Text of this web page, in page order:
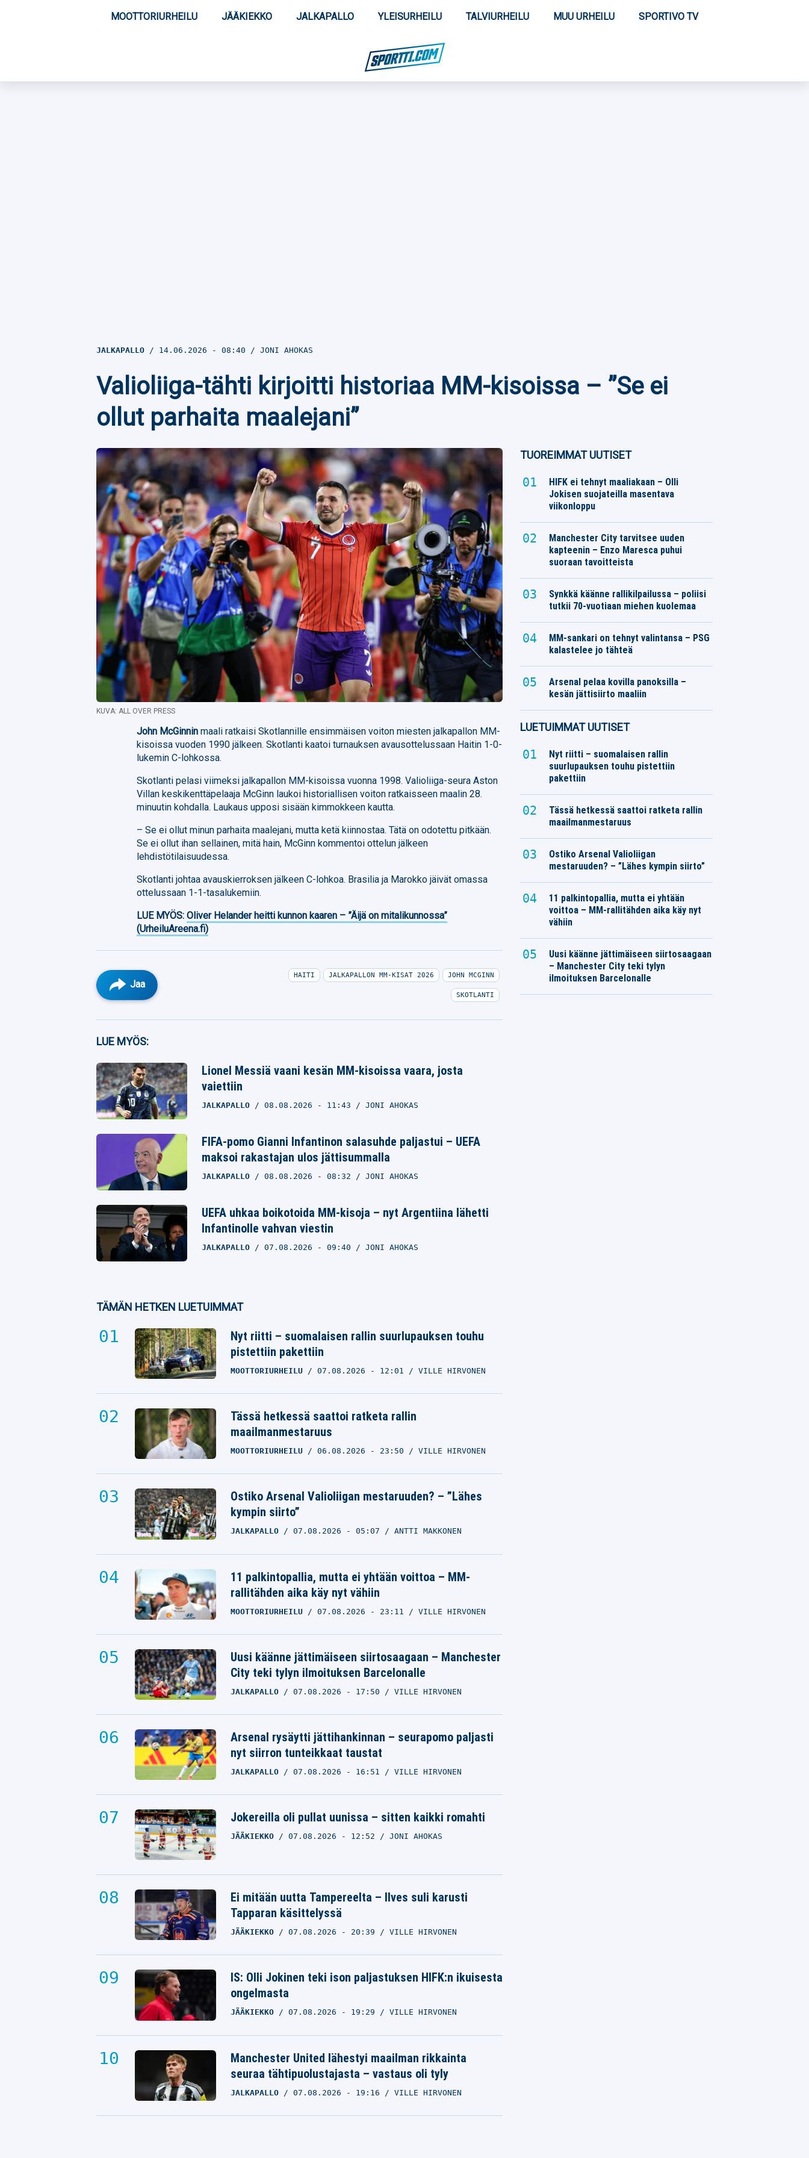
MOOTTORIURHEILU JÄÄKIEKKO JALKAPALLO YLEISURHEILU TALVIURHEILU MUU URHEILU SPORTIVO TV
JALKAPALLO 14.06.2026 - 08:40 JONI AHOKAS
Valioliiga-tähti kirjoitti historiaa MM-kisoissa – ”Se ei
ollut parhaita maalejani”
KUVA: ALL OVER PRESS
John McGinnin maali ratkaisi Skotlannille ensimmäisen voiton miesten jalkapallon MM-
kisoissa vuoden 1990 jälkeen. Skotlanti kaatoi turnauksen avausottelussaan Haitin 1-0-
lukemin C-lohkossa.
Skotlanti pelasi viimeksi jalkapallon MM-kisoissa vuonna 1998. Valioliiga-seura Aston
Villan keskikenttäpelaaja McGinn laukoi historiallisen voiton ratkaisseen maalin 28.
minuutin kohdalla. Laukaus upposi sisään kimmokkeen kautta.
– Se ei ollut minun parhaita maalejani, mutta ketä kiinnostaa. Tätä on odotettu pitkään.
Se ei ollut ihan sellainen, mitä hain, McGinn kommentoi ottelun jälkeen
lehdistötilaisuudessa.
Skotlanti johtaa avauskierroksen jälkeen C-lohkoa. Brasilia ja Marokko jäivät omassa
ottelussaan 1-1-tasalukemiin.
LUE MYÖS:Oliver Helander heitti kunnon kaaren – ”Äijä on mitalikunnossa”
(UrheiluAreena.fi)
Jaa
Whatsapp
HAITI JALKAPALLON MM-KISAT 2026 JOHN MCGINN
SKOTLANTI
LUE MYÖS:
Lionel Messiä vaani kesän MM-kisoissa vaara, josta
vaiettiin
JALKAPALLO 08.08.2026 - 11:43 JONI AHOKAS
FIFA-pomo Gianni Infantinon salasuhde paljastui – UEFA
maksoi rakastajan ulos jättisummalla
JALKAPALLO 08.08.2026 - 08:32 JONI AHOKAS
UEFA uhkaa boikotoida MM-kisoja – nyt Argentiina lähetti
Infantinolle vahvan viestin
JALKAPALLO 07.08.2026 - 09:40 JONI AHOKAS
TÄMÄN HETKEN LUETUIMMAT
Nyt riitti – suomalaisen rallin suurlupauksen touhu
pistettiin pakettiin
MOOTTORIURHEILU 07.08.2026 - 12:01 VILLE HIRVONEN
Tässä hetkessä saattoi ratketa rallin
maailmanmestaruus
MOOTTORIURHEILU 06.08.2026 - 23:50 VILLE HIRVONEN
Ostiko Arsenal Valioliigan mestaruuden? – ”Lähes
kympin siirto”
JALKAPALLO 07.08.2026 - 05:07 ANTTI MAKKONEN
11 palkintopallia, mutta ei yhtään voittoa – MM-
rallitähden aika käy nyt vähiin
MOOTTORIURHEILU 07.08.2026 - 23:11 VILLE HIRVONEN
Uusi käänne jättimäiseen siirtosaagaan – Manchester
City teki tylyn ilmoituksen Barcelonalle
JALKAPALLO 07.08.2026 - 17:50 VILLE HIRVONEN
Arsenal rysäytti jättihankinnan – seurapomo paljasti
nyt siirron tunteikkaat taustat
JALKAPALLO 07.08.2026 - 16:51 VILLE HIRVONEN
Jokereilla oli pullat uunissa – sitten kaikki romahti
JÄÄKIEKKO 07.08.2026 - 12:52 JONI AHOKAS
Ei mitään uutta Tampereelta – Ilves suli karusti
Tapparan käsittelyssä
JÄÄKIEKKO 07.08.2026 - 20:39 VILLE HIRVONEN
IS: Olli Jokinen teki ison paljastuksen HIFK:n ikuisesta
ongelmasta
JÄÄKIEKKO 07.08.2026 - 19:29 VILLE HIRVONEN
Manchester United lähestyi maailman rikkainta
seuraa tähtipuolustajasta – vastaus oli tyly
JALKAPALLO 07.08.2026 - 19:16 VILLE HIRVONEN
TUOREIMMAT UUTISET
HIFK ei tehnyt maaliakaan – Olli
Jokisen suojateilla masentava
viikonloppu
Manchester City tarvitsee uuden
kapteenin – Enzo Maresca puhui
suoraan tavoitteista
Synkkä käänne rallikilpailussa – poliisi
tutkii 70-vuotiaan miehen kuolemaa
MM-sankari on tehnyt valintansa – PSG
kalastelee jo tähteä
Arsenal pelaa kovilla panoksilla –
kesän jättisiirto maaliin
LUETUIMMAT UUTISET
Nyt riitti – suomalaisen rallin
suurlupauksen touhu pistettiin
pakettiin
Tässä hetkessä saattoi ratketa rallin
maailmanmestaruus
Ostiko Arsenal Valioliigan
mestaruuden? – ”Lähes kympin siirto”
11 palkintopallia, mutta ei yhtään
voittoa – MM-rallitähden aika käy nyt
vähiin
Uusi käänne jättimäiseen siirtosaagaan
– Manchester City teki tylyn
ilmoituksen Barcelonalle